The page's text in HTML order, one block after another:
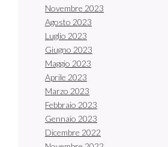
Novembre 2023
Agosto 2023
Luglio 2023
Giugno 2023
Maggio 2023
Aprile 2023
Marzo 2023
Febbraio 2023
Gennaio 2023
Dicembre 2022